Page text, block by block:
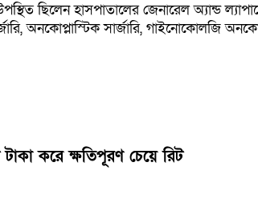
ছিলেন হাসপাতালের জেনারেল অ্যান্ড
অনকোপ্লাস্টিক সার্জারি,
করে ক্ষতিপূরণ চেয়ে রিট